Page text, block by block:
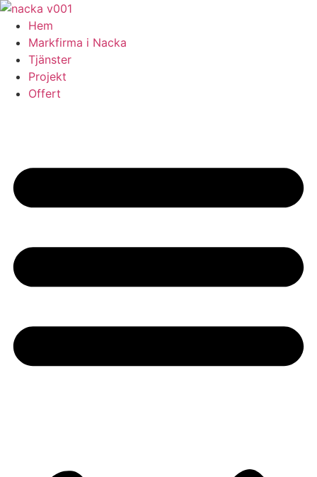
Skip
content
Hem
Markfirma i Nacka
Tjänster
Projekt
Offert